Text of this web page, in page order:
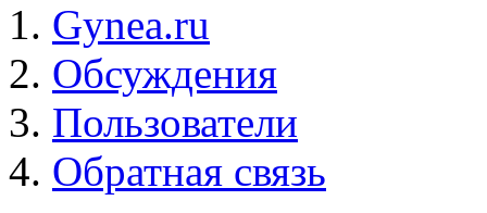
Gynea.ru
Обсуждения
Пользователи
Обратная связь